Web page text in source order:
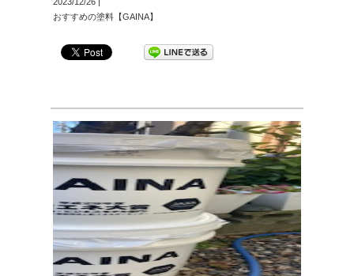
おすすめの塗料【GAINA】